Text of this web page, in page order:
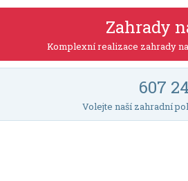
Zahrady
Komplexní realizace zahrady
607
Volejte naší zahradní